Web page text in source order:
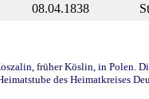
08.04.1838
früher Köslin, in
des Heimatkreises